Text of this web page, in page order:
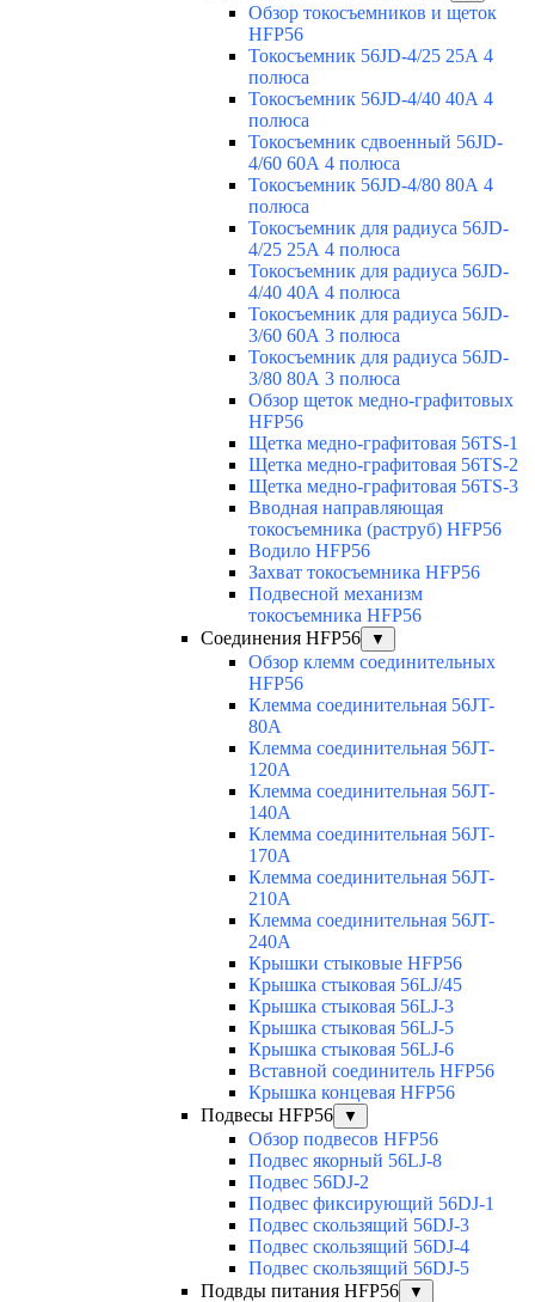
Обзор токосъемников и щеток
HFP56
Токосъемник 56JD-4/25 25А 4
полюса
Токосъемник 56JD-4/40 40А 4
полюса
Токосъемник сдвоенный 56JD-
4/60 60А 4 полюса
Токосъемник 56JD-4/80 80А 4
полюса
Токосъемник для радиуса 56JD-
4/25 25А 4 полюса
Токосъемник для радиуса 56JD-
4/40 40А 4 полюса
Токосъемник для радиуса 56JD-
3/60 60А 3 полюса
Токосъемник для радиуса 56JD-
3/80 80А 3 полюса
Обзор щеток медно-графитовых
HFP56
Щетка медно-графитовая 56TS-1
Щетка медно-графитовая 56TS-2
Щетка медно-графитовая 56TS-3
Вводная направляющая
токосъемника (раструб) HFP56
Водило HFP56
Захват токосъемника HFP56
Подвесной механизм
токосъемника HFP56
Соединения HFP56
▼
Обзор клемм соединительных
HFP56
Клемма соединительная 56JT-
80A
Клемма соединительная 56JT-
120A
Клемма соединительная 56JT-
140A
Клемма соединительная 56JT-
170A
Клемма соединительная 56JT-
210A
Клемма соединительная 56JT-
240A
Крышки стыковые HFP56
Крышка стыковая 56LJ/45
Крышка стыковая 56LJ-3
Крышка стыковая 56LJ-5
Крышка стыковая 56LJ-6
Вставной соединитель HFP56
Крышка концевая HFP56
Подвесы HFP56
▼
Обзор подвесов HFP56
Подвес якорный 56LJ-8
Подвес 56DJ-2
Подвес фиксирующий 56DJ-1
Подвес скользящий 56DJ-3
Подвес скользящий 56DJ-4
Подвес скользящий 56DJ-5
Подвды питания HFP56
▼